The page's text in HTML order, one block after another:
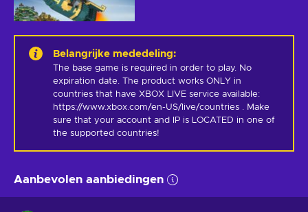
Belangrijke mededeling:
The base game is required in order to play. No
expiration date. The product works ONLY in
countries that have XBOX LIVE service available:
https://www.xbox.com/en-US/live/countries . Make
sure that your account and IP is LOCATED in one of
the supported countries!
Aanbevolen aanbiedingen